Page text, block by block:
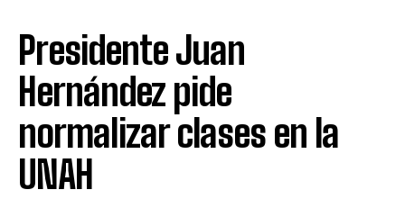
Presidente Juan
Hernández pide
normalizar clases en la
UNAH